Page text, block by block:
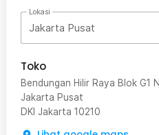
Lokasi
Jakarta Pusat
Toko
Bendungan Hilir Raya Blok G1
Jakarta Pusat
DKI Jakarta 10210